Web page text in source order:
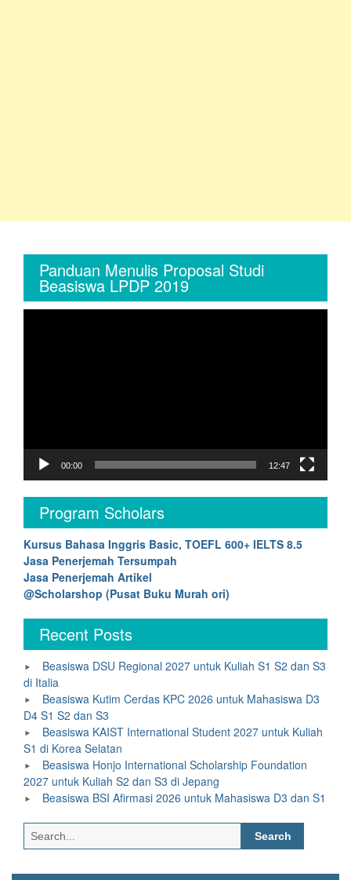
Panduan Menulis Proposal Studi
Beasiswa LPDP 2019
00:00 12:47
Program Scholars
Kursus Bahasa Inggris Basic, TOEFL 600+ IELTS 8.5
Jasa Penerjemah Tersumpah
Jasa Penerjemah Artikel
@Scholarshop (Pusat Buku Murah ori)
Recent Posts
Beasiswa DSU Regional 2027 untuk Kuliah S1 S2 dan S3
di Italia
Beasiswa Kutim Cerdas KPC 2026 untuk Mahasiswa D3
D4 S1 S2 dan S3
Beasiswa KAIST International Student 2027 untuk Kuliah
S1 di Korea Selatan
Beasiswa Honjo International Scholarship Foundation
2027 untuk Kuliah S2 dan S3 di Jepang
Beasiswa BSI Afirmasi 2026 untuk Mahasiswa D3 dan S1
Search
for: